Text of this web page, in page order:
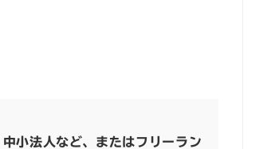
中小法人など、またはフリーラン